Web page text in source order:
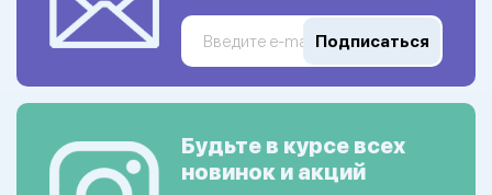
Подписаться
Будьте в курсе всех
новинок и акций